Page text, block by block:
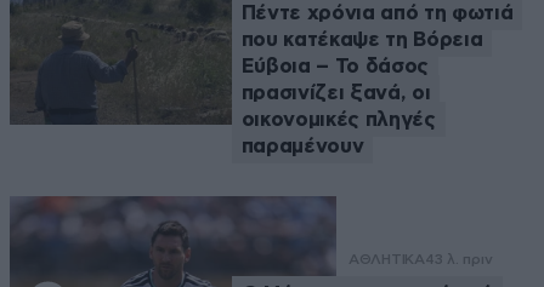
Πέντε χρόνια από τη φωτιά
που κατέκαψε τη Βόρεια
Εύβοια – Το δάσος
πρασινίζει ξανά, οι
οικονομικές πληγές
παραμένουν
ΑΘΛΗΤΙΚΑ43 λ. πριν